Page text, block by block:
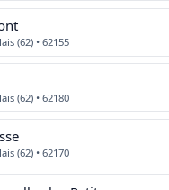
(62) • 62155
(62) • 62180
(62) • 62170